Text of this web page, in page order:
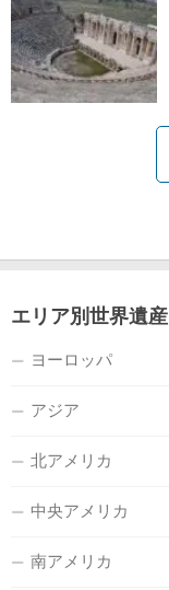
エリア別世界遺産
ヨーロッパ
アジア
北アメリカ
中央アメリカ
南アメリカ